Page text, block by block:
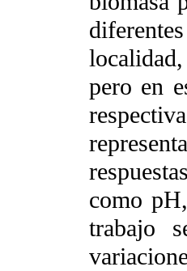
pero en
como
trabajo